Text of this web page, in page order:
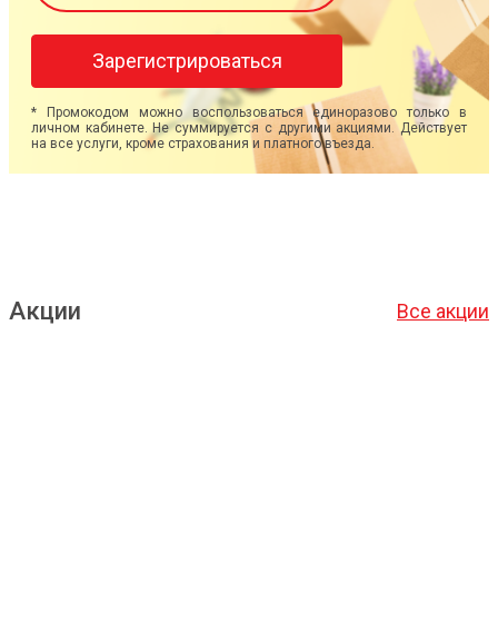
Зарегистрироваться
* Промокодом можно воспользоваться единоразово только в
личном кабинете. Не суммируется с другими акциями. Действует
на все услуги, кроме страхования и платного въезда.
Акции Все акции